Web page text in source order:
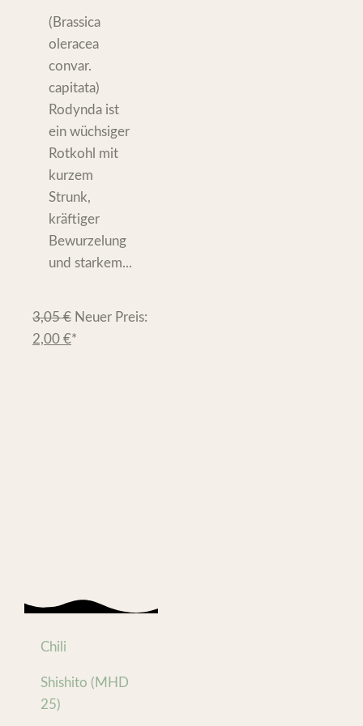
(Brassica
oleracea
convar.
capitata)
Rodynda ist
ein wüchsiger
Rotkohl mit
kurzem
Strunk,
kräftiger
Bewurzelung
und starkem...
3,05€ Neuer Preis:
2,00 €*
Chili
Shishito (MHD
25)